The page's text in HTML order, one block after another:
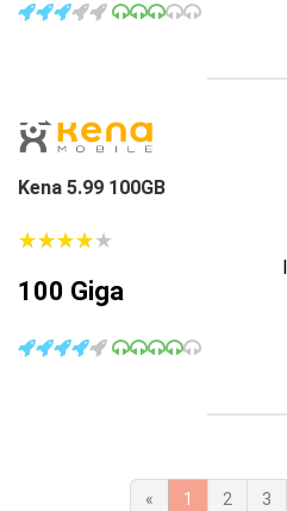
Kena 5.99 100GB
★★★★★
★★★★★
100 Giga
« 1 2 3